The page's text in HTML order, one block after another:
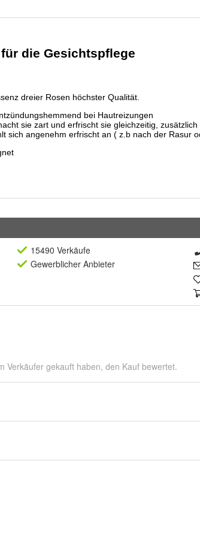
15490 Verkäufe
Gewerblicher Anbieter
Verkäufer gekauft haben, den Kauf bewertet.